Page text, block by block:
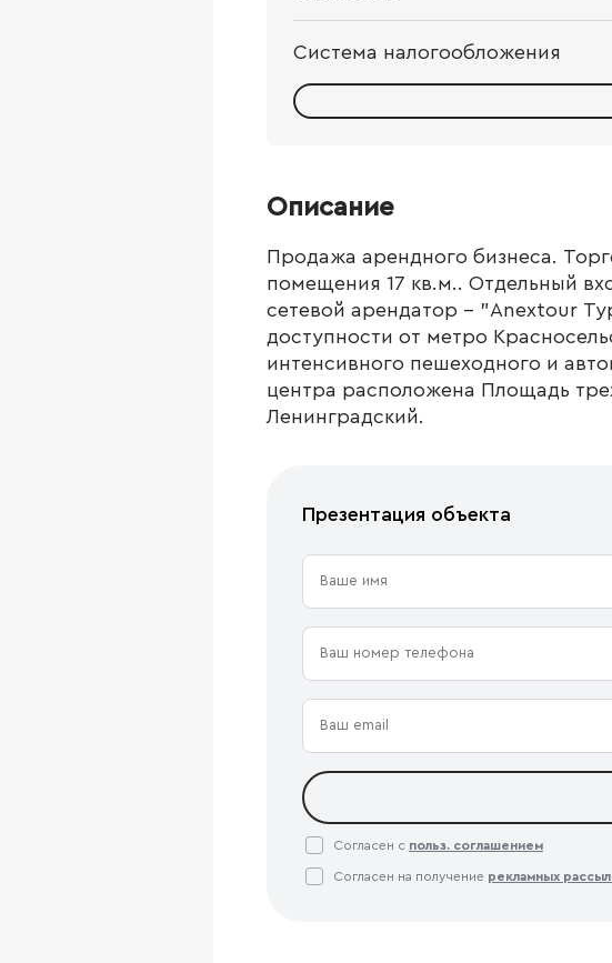
Система налогообложения
Описание
Продажа арендного бизнеса.
помещения 17 кв.м.. Отдельный
сетевой арендатор - "Anextour
доступности от метро
интенсивного пешеходного и
центра расположена Площадь
Ленинградский.
Презентация объекта
Согласен с польз. соглашением
Согласен на получение рекламных